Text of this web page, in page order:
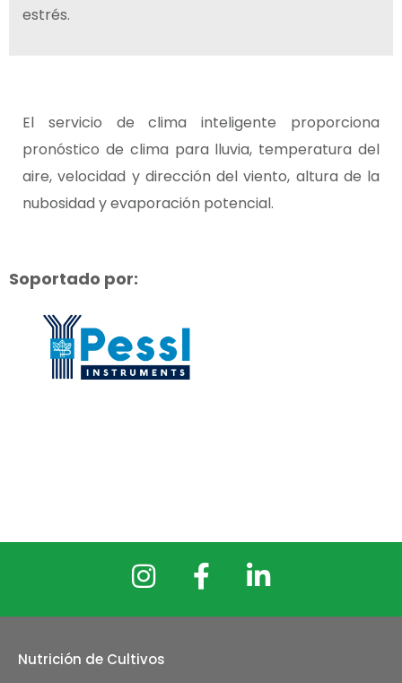
estrés.
El servicio de clima inteligente proporciona
pronóstico de clima para lluvia, temperatura del
aire, velocidad y dirección del viento, altura de la
nubosidad y evaporación potencial.
Soportado por:
Nutrición de Cultivos